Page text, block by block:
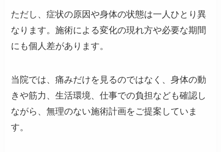
ただし、症状の原因や身体の状態は一人ひとり異
なります。施術による変化の現れ方や必要な期間
にも個人差があります。
当院では、痛みだけを見るのではなく、身体の動
きや筋力、生活環境、仕事での負担なども確認し
ながら、無理のない施術計画をご提案していま
す。